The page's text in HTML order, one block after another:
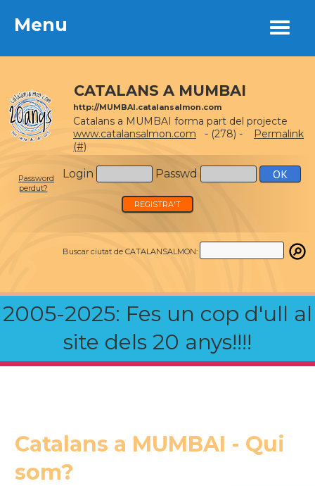
Menu
CATALANS A MUMBAI
http://MUMBAI.catalansalmon.com
Catalans a MUMBAI forma part del projecte
www.catalansalmon.com - (278) -
Permalink
(#)
Login Passwd
Password
perdut?
REGISTRA'T
Buscar ciutat de CATALANSALMON:
2005-2025: Fes un cop d'ull al
site dels 20 anys!!!!
Menu
Catalans a MUMBAI - Qui
som?